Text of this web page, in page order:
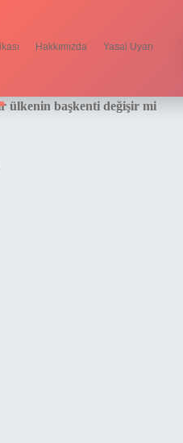
Hakkımızda Yasal Uyarı
ülkenin başkenti değişir mi